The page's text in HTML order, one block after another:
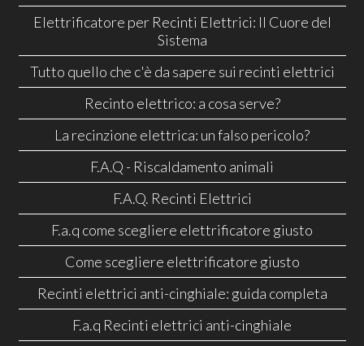
Elettrificatore per Recinti Elettrici: Il Cuore del
Sistema
Tutto quello che c'è da sapere sui recinti elettrici
Recinto elettrico: a cosa serve?
La recinzione elettrica: un falso pericolo?
F.A.Q - Riscaldamento animali
F.A.Q. Recinti Elettrici
F.a.q come scegliere elettrificatore giusto
Come scegliere elettrificatore giusto
Recinti elettrici anti-cinghiale: guida completa
F.a.q Recinti elettrici anti-cinghiale